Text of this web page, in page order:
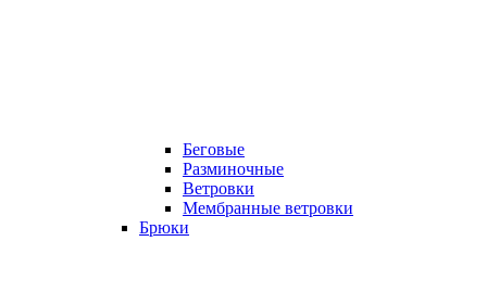
Беговые
Разминочные
Ветровки
Мембранные ветровки
Брюки